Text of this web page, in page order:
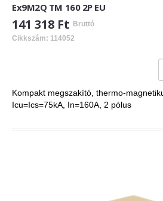
Ex9M2Q TM 160 2P EU
141 318 Ft Bruttó
Cikkszám: 114052
Kompakt megszakító, thermo-
Icu=Ics=75kA, In=160A, 2 pólus